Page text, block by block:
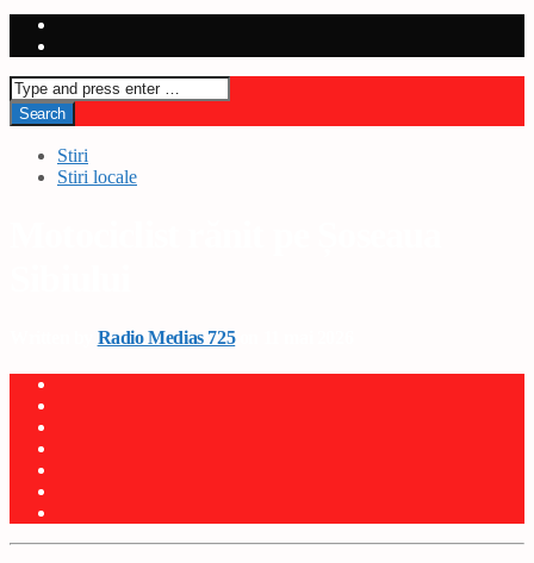
Stiri
Stiri locale
Radio Medias 725on 11 mai 2026